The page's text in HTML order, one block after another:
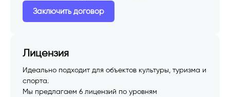
Заключить договор
Лицензия
Идеально подходит для объектов культуры, туризма и
спорта.
Мы предлагаем 6 лицензий по уровням